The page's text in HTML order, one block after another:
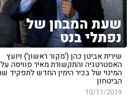
שעת המבחן של
נפתלי בנט
שירית אביטן כהן ('מקור ראשון') ויועץ
האסטרטגיה והתקשורת מאיר סוויסה על
המינוי של בכיר הימין החדש לתפקיד
הביטחון
10/11/2019